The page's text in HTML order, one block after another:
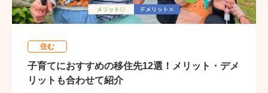
住む
子育てにおすすめの移住先12選！メリット・デメ
リットも合わせて紹介